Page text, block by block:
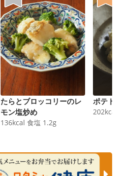
たらとブロッコリーのレ
モン塩炒め
136kcal 食塩 1.2g
ポテト
202kcal